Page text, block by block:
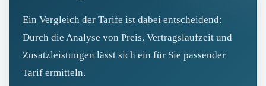
Ein Vergleich der Tarife ist dabei entscheidend:
Durch die Analyse von Preis, Vertragslaufzeit und
Zusatzleistungen lässt sich ein für Sie passender
Tarif ermitteln.